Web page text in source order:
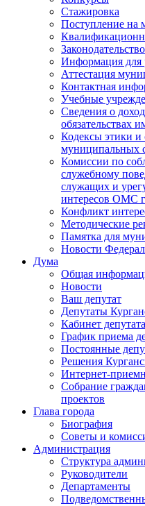
Стажировка
Поступление на
Законодательство
Информация для
Аттестация
Контактная
Учебные
Сведения о
обязательствах
Кодексы этики и
муниципальных
Комиссии по
служебному
служащих и
интересов ОМС
Конфликт
Методические
Памятка для
Новости
Дума
Общая
Новости
Ваш депутат
Депутаты
Кабинет депутата
График приема
Постоянные
Решения
Интернет-
Собрание
проектов
Глава города
Биография
Советы и
Администрация
Структура
Руководители
Департаменты